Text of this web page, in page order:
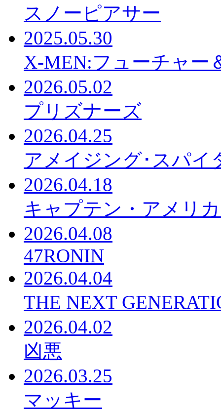
スノーピアサー
2025.05.30
X-MEN:フューチャー
2026.05.02
プリズナーズ
2026.04.25
アメイジング･スパイ
2026.04.18
キャプテン・アメリ
2026.04.08
47RONIN
2026.04.04
THE NEXT
2026.04.02
凶悪
2026.03.25
マッキー